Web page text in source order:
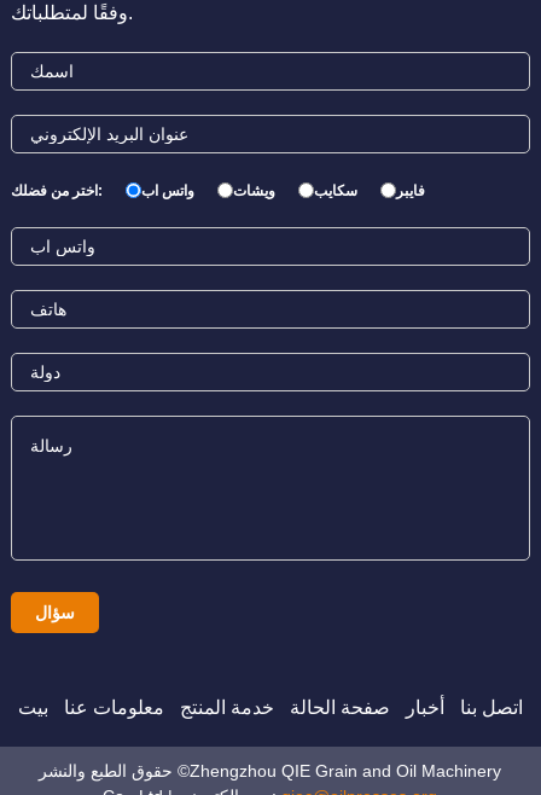
وفقًا لمتطلباتك.
اختر من فضلك: واتس اب ويشات سكايب فايبر
بيت معلومات عنا خدمة المنتج صفحة الحالة أخبار اتصل بنا
حقوق الطبع والنشر ©Zhengzhou QIE Grain and Oil Machinery